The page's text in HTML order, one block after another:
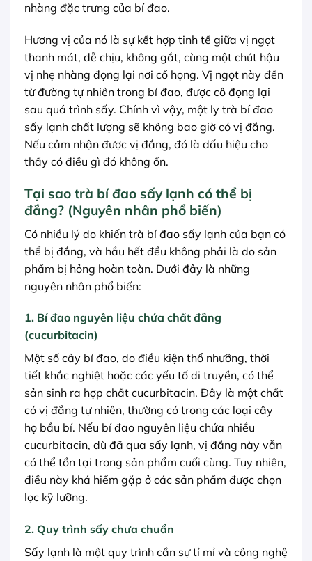
nhàng đặc trưng của bí đao.
Hương vị của nó là sự kết hợp tinh tế giữa vị ngọt
thanh mát, dễ chịu, không gắt, cùng một chút hậu
vị nhẹ nhàng đọng lại nơi cổ họng. Vị ngọt này đến
từ đường tự nhiên trong bí đao, được cô đọng lại
sau quá trình sấy. Chính vì vậy, một ly trà bí đao
sấy lạnh chất lượng sẽ không bao giờ có vị đắng.
Nếu cảm nhận được vị đắng, đó là dấu hiệu cho
thấy có điều gì đó không ổn.
Tại sao trà bí đao sấy lạnh có thể bị
đắng? (Nguyên nhân phổ biến)
Có nhiều lý do khiến trà bí đao sấy lạnh của bạn có
thể bị đắng, và hầu hết đều không phải là do sản
phẩm bị hỏng hoàn toàn. Dưới đây là những
nguyên nhân phổ biến:
1. Bí đao nguyên liệu chứa chất đắng
(cucurbitacin)
Một số cây bí đao, do điều kiện thổ nhưỡng, thời
tiết khắc nghiệt hoặc các yếu tố di truyền, có thể
sản sinh ra hợp chất cucurbitacin. Đây là một chất
có vị đắng tự nhiên, thường có trong các loại cây
họ bầu bí. Nếu bí đao nguyên liệu chứa nhiều
cucurbitacin, dù đã qua sấy lạnh, vị đắng này vẫn
có thể tồn tại trong sản phẩm cuối cùng. Tuy nhiên,
điều này khá hiếm gặp ở các sản phẩm được chọn
lọc kỹ lưỡng.
2. Quy trình sấy chưa chuẩn
Sấy lạnh là một quy trình cần sự tỉ mỉ và công nghệ